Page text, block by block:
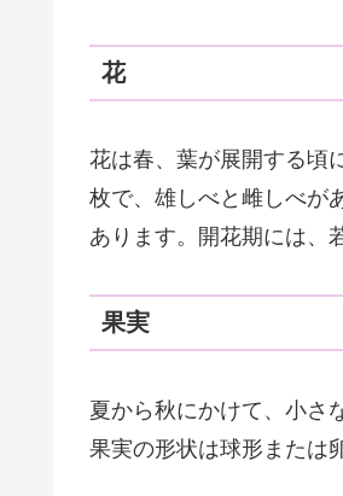
花
花は春、葉が展開する頃
枚で、雄しべと雌しべが
あります。開花期には、
果実
夏から秋にかけて、小さ
果実の形状は球形または